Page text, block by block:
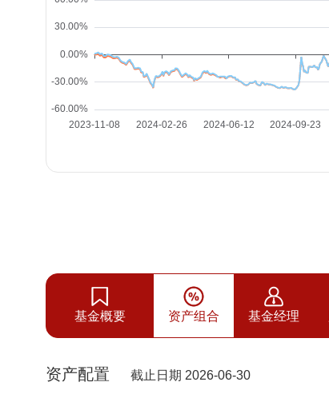
基金概要 资产组合 基金经理
资产配置 截止日期 2026-06-30